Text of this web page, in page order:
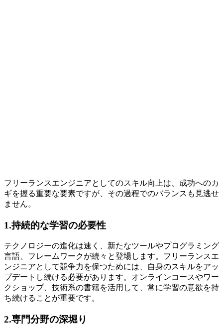
フリーランスエンジニアとしてのスキル向上は、成功へのカ
ギを握る重要な要素ですが、その過程でのバランスも見逃せ
ません。
1.持続的な学習の必要性
テクノロジーの進化は速く、新たなツールやプログラミング
言語、フレームワークが続々と登場します。フリーランスエ
ンジニアとして競争力を保つためには、自身のスキルをアッ
プデートし続ける必要があります。 オンラインコースやワー
クショップ、技術系の書籍を活用して、常に学習の意欲を持
ち続けることが重要です。
2.専門分野の深堀り